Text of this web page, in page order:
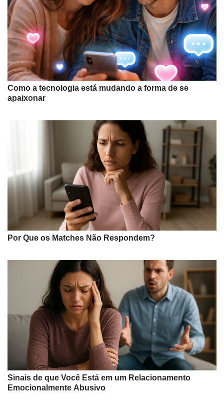
Como a tecnologia está mudando a forma de se
apaixonar
Por Que os Matches Não Respondem?
Sinais de que Você Está em um Relacionamento
Emocionalmente Abusivo